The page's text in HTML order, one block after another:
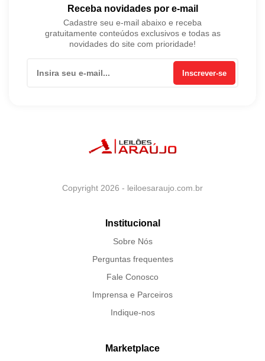
Receba novidades por e-mail
Cadastre seu e-mail abaixo e receba
gratuitamente conteúdos exclusivos e todas as
novidades do site com prioridade!
Inscrever-se
Copyright 2026 - leiloesaraujo.com.br
Institucional
Sobre Nós
Perguntas frequentes
Fale Conosco
Imprensa e Parceiros
Indique-nos
Marketplace